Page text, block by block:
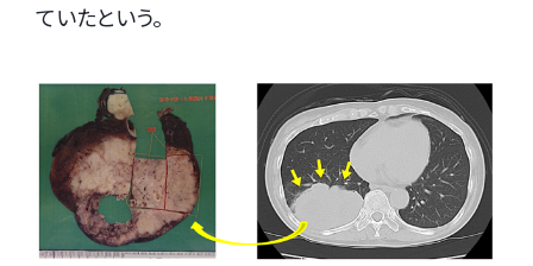
ていたという。